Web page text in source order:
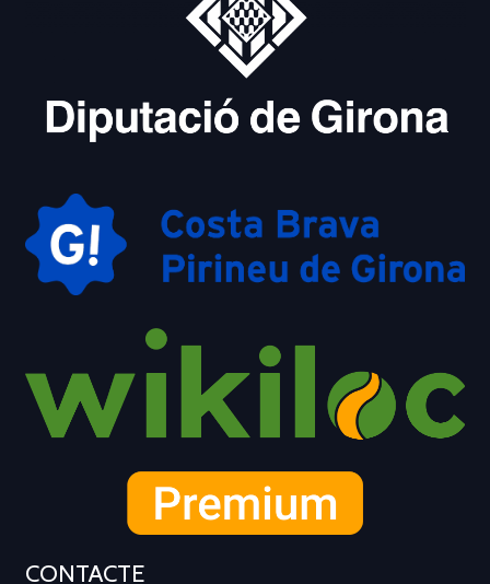
CONTACTE